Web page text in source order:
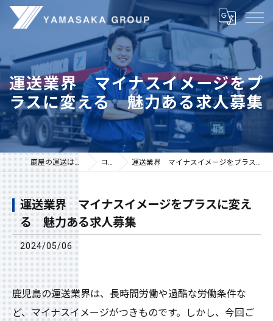
運送業界 マイナスイメージをプ
ラスに変える 魅力ある求人募集
鹿屋の運送は株式会社山坂 コラム 運送業界 マイナスイメージをプラスに変える 魅力ある求人募集
運送業界 マイナスイメージをプラスに変え
る 魅力ある求人募集
2024/05/06
鹿児島の運送業界は、長時間労働や過酷な労働条件な
ど、マイナスイメージがつきものです。しかし、今回ご